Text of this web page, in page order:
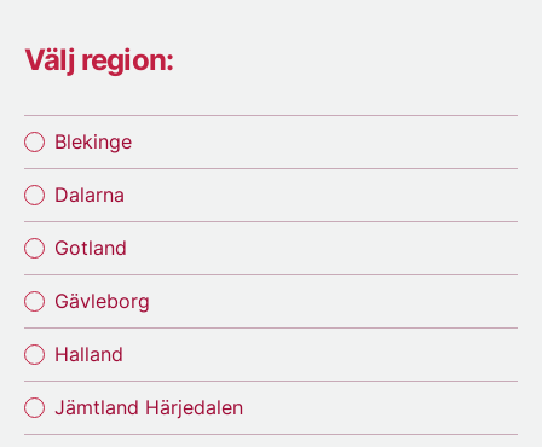
Välj region:
Blekinge
Dalarna
Gotland
Gävleborg
Halland
Jämtland Härjedalen